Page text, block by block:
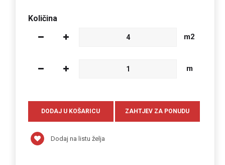
Količina
m2
m
Dodaj na listu želja